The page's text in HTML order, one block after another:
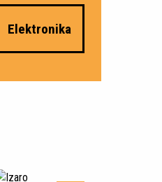
Elektronika